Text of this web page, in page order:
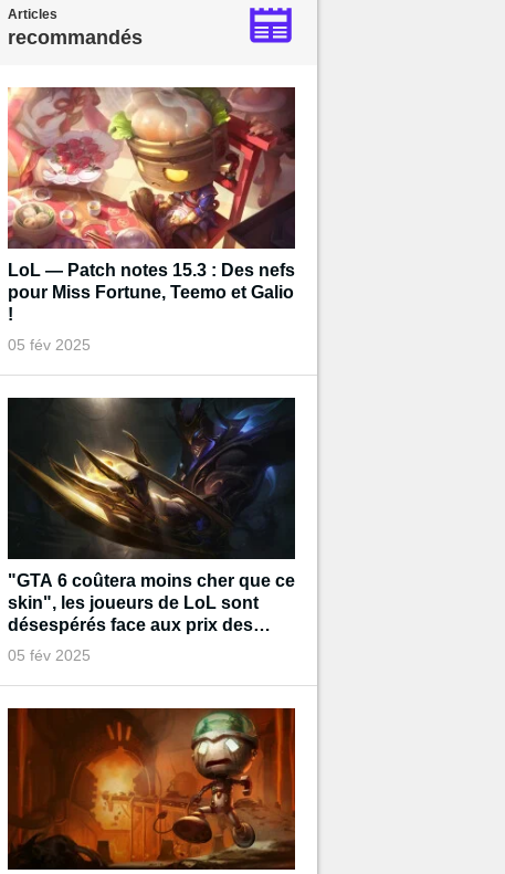
Articles
recommandés
LoL — Patch notes 15.3 : Des nefs
pour Miss Fortune, Teemo et Galio
!
05 fév 2025
"GTA 6 coûtera moins cher que ce
skin", les joueurs de LoL sont
désespérés face aux prix des
prochains cosmétiques
05 fév 2025